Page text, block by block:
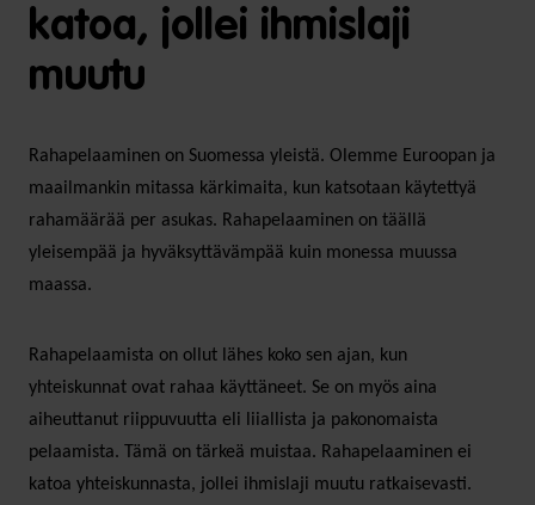
katoa, jollei ihmislaji
muutu
Rahapelaaminen on Suomessa yleistä. Olemme Euroopan ja
maailmankin mitassa kärkimaita, kun katsotaan käytettyä
rahamäärää per asukas. Rahapelaaminen on täällä
yleisempää ja hyväksyttävämpää kuin monessa muussa
maassa.
Rahapelaamista on ollut lähes koko sen ajan, kun
yhteiskunnat ovat rahaa käyttäneet. Se on myös aina
aiheuttanut riippuvuutta eli liiallista ja pakonomaista
pelaamista. Tämä on tärkeä muistaa. Rahapelaaminen ei
katoa yhteiskunnasta, jollei ihmislaji muutu ratkaisevasti.